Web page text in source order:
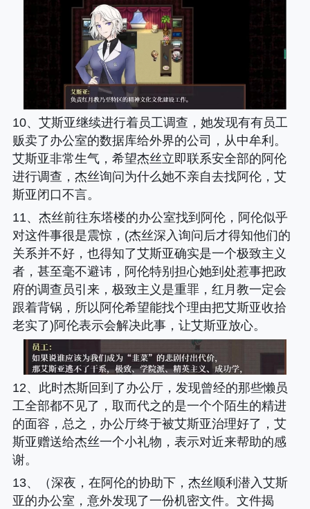
10、艾斯亚继续进行着员工调查，她发现有有员工
贩卖了办公室的数据库给外界的公司，从中牟利。
艾斯亚非常生气，希望杰丝立即联系安全部的阿伦
进行调查，杰丝询问为什么她不亲自去找阿伦，艾
斯亚闭口不言。
11、杰丝前往东塔楼的办公室找到阿伦，阿伦似乎
对这件事很是震惊，(杰丝深入询问后才得知他们的
关系并不好，也得知了艾斯亚确实是一个极致主义
者，甚至毫不避讳，阿伦特别担心她到处惹事把政
府的调查员引来，极致主义是重罪，红月教一定会
跟着背锅，所以阿伦希望能找个理由把艾斯亚收拾
老实了)阿伦表示会解决此事，让艾斯亚放心。
12、此时杰斯回到了办公厅，发现曾经的那些懒员
工全部都不见了，取而代之的是一个个陌生的精进
的面容，总之，办公厅终于被艾斯亚治理好了，艾
斯亚赠送给杰丝一个小礼物，表示对近来帮助的感
谢。
13、（深夜，在阿伦的协助下，杰丝顺利潜入艾斯
亚的办公室，意外发现了一份机密文件。文件揭